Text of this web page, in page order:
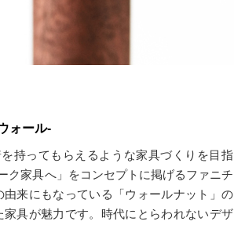
ォール-
持ってもらえるような家具づくりを目指
ク家具へ」をコンセプトに掲げるファニチ
由来にもなっている「ウォールナット」の
具が魅力です。時代にとらわれないデザ